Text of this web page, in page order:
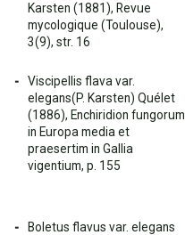
Karsten (1881), Revue
mycologique (Toulouse),
3(9), str. 16
Viscipellis flava var.
elegans(P. Karsten) Quélet
(1886), Enchiridion fungorum
in Europa media et
praesertim in Gallia
vigentium, p. 155
Boletus flavus var. elegans